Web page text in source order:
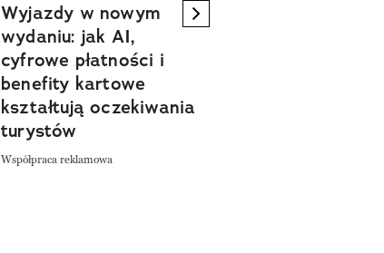
Wyjazdy w nowym
wydaniu: jak AI,
cyfrowe płatności i
benefity kartowe
kształtują oczekiwania
turystów
Współpraca reklamowa
next element